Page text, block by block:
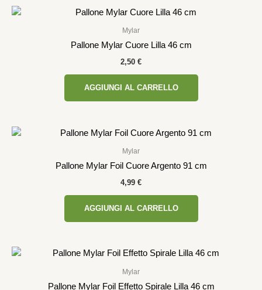
Mylar
Pallone Mylar Cuore Lilla 46 cm
2,50 €
AGGIUNGI AL CARRELLO
Mylar
Pallone Mylar Foil Cuore Argento 91 cm
4,99 €
AGGIUNGI AL CARRELLO
Mylar
Pallone Mylar Foil Effetto Spirale Lilla 46 cm